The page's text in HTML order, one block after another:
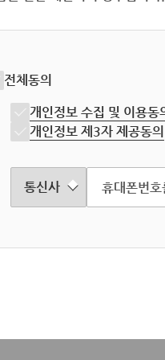
전체동의
개인정보 수집 및 이용동
개인정보 제3자 제공동의